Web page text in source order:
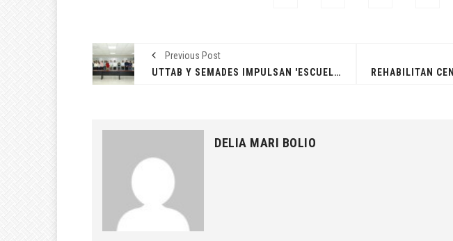
Previous Post
UTTAB Y SEMADES IMPULSAN 'ESCUELAS SOSTENIBLES' CON ESTUDIOS TÉCNICOS
DELIA MARI BOLIO